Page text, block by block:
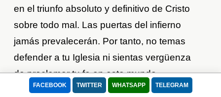
FACEBOOK TWITTER WHATSAPP TELEGRAM
en el triunfo absoluto y definitivo de Cristo
sobre todo mal. Las puertas del infierno
jamás prevalecerán. Por tanto, no temas
defender a tu Iglesia ni sientas vergüenza
de proclamar tu fe en este mundo
moderno. Sé siempre valiente, firme en